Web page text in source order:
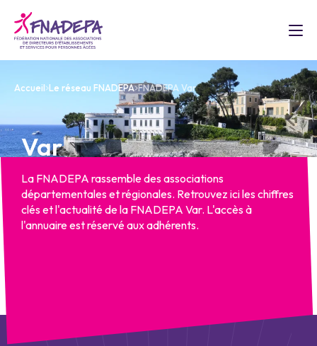
Accueil Le réseau FNADEPA FNADEPA Var
Var
La FNADEPA rassemble des associations
départementales et régionales. Retrouvez ici les chiffres
clés et l'actualité de la FNADEPA Var. L'accès à
l'annuaire est réservé aux adhérents.